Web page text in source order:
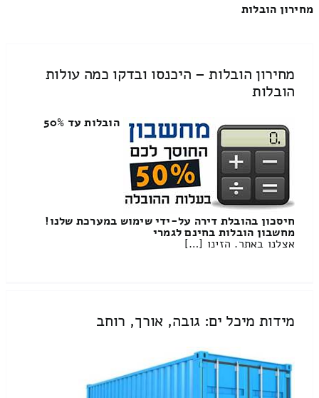
מחירון הובלות
מחירון הובלות – היכנסו ובדקו כמה עולות
הובלות
הובלות עד 50%
חיסכון בהובלת דירה על-ידי שימוש במערכת שלנו!
מחשבון הובלות בחינם לגמרי
אצלנו באתר. הזינו […]
מידות מיכל ים: גובה, אורך, רוחב